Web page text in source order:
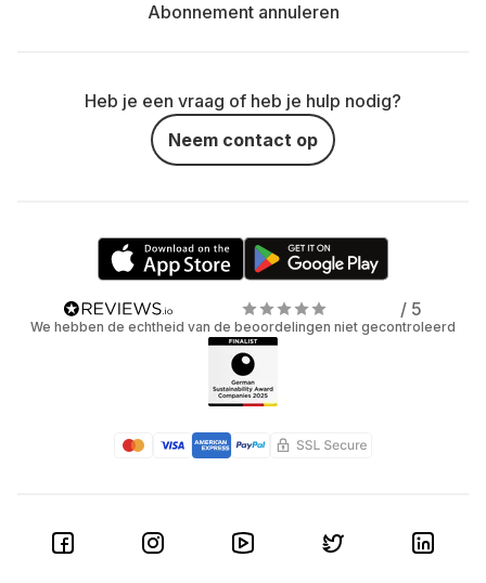
Abonnement annuleren
Heb je een vraag of heb je hulp nodig?
Neem contact op
/ 5
We hebben de echtheid van de beoordelingen niet gecontroleerd